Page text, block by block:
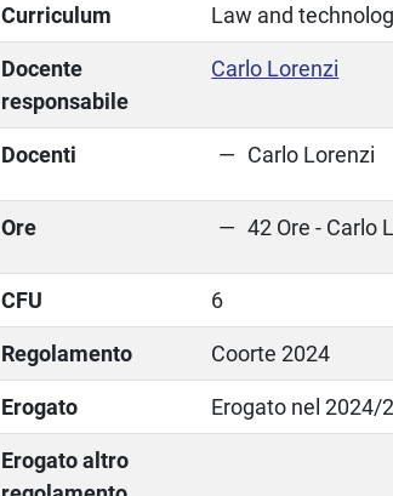
Curriculum Law and
Docente
responsabile
Carlo Lorenzi
Docenti Carlo Lorenzi
Ore 42 Ore - Carlo
CFU 6
Regolamento Coorte 2024
Erogato Erogato nel 2024/
Erogato altro